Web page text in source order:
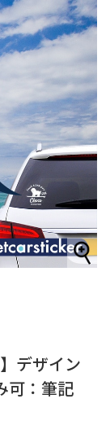
デザイン
可：筆記